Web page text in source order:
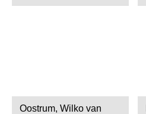
Oostrum, Wilko van